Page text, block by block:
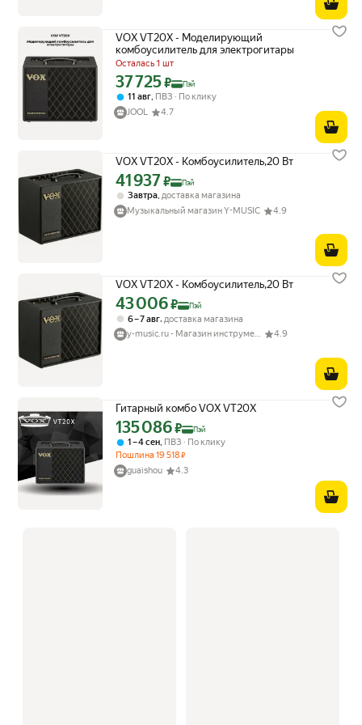
VOX VT20X - Моделирующий
комбоусилитель для электрогитары
Осталась 1 шт
Цена с картой Яндекс Пэй 37725 ₽ вместо
37 725₽ Пэй
11 авг, ПВЗ
По клику
JOOL
4.7
VOX VT20X - Комбоусилитель,20 Вт
Цена с картой Яндекс Пэй 41937 ₽ вместо
41 937₽ Пэй
Завтра доставка магазина
Музыкальный магазин Y-MUSIC
4.9
VOX VT20X - Комбоусилитель,20 Вт
Цена с картой Яндекс Пэй 43006 ₽ вместо
43 006₽ Пэй
6 – 7 авг, доставка магазина
y-music.ru - Магазин инструментов YAMAHA
4.9
Гитарный комбо VOX VT20X
Цена с картой Яндекс Пэй 135086 ₽ вместо
135 086₽ Пэй
1 – 4 сен, ПВЗ
По клику
Пошлина 19 518 ₽
guaishou 4.3